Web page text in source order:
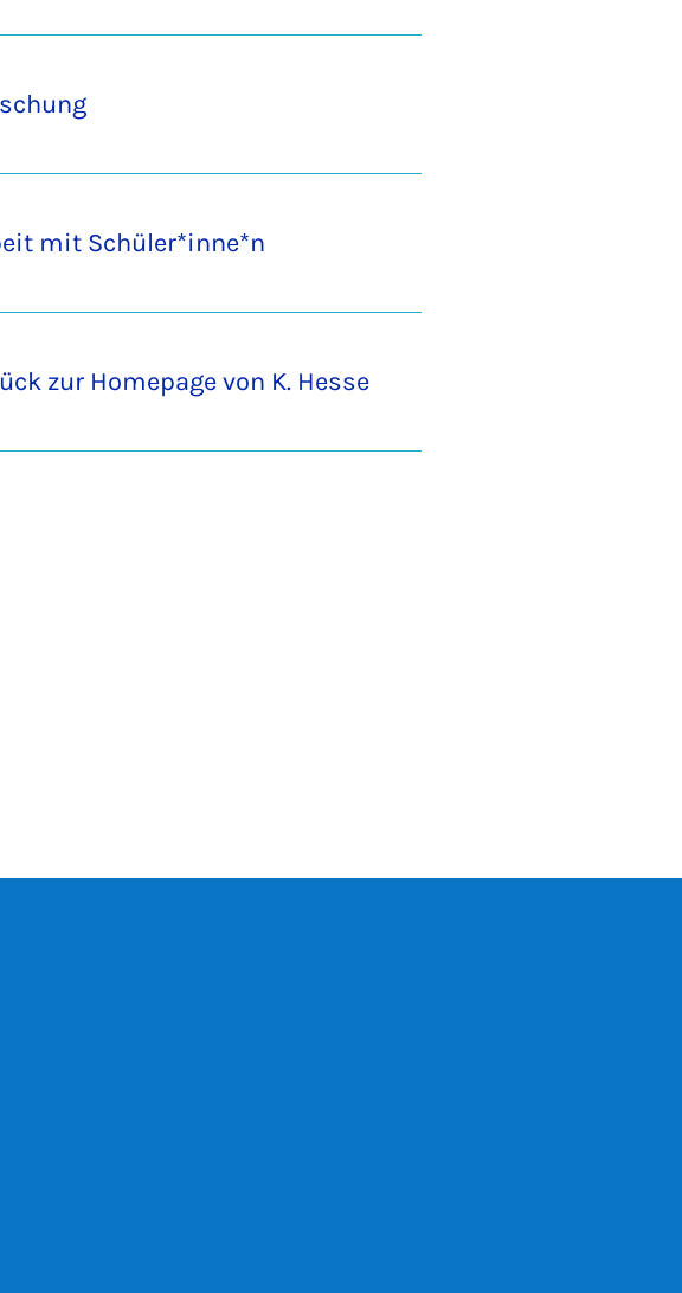
mit Schüler*inne*n
zur Homepage von K. Hesse